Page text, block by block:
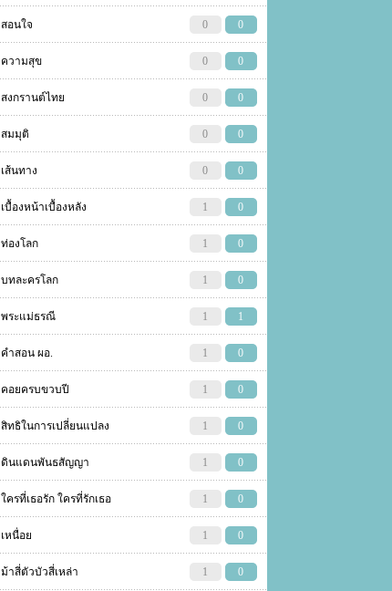
สอนใจ 0 0
ความสุข 0 0
สงกรานต์ไทย 0 0
สมมุติ 0 0
เส้นทาง 0 0
เบื้องหน้าเบื้องหลัง 1 0
ท่องโลก 1 0
บทละครโลก 1 0
พระแม่ธรณี 1 1
คำสอน ผอ. 1 0
คอยครบขวบปี 1 0
สิทธิในการเปลี่ยนแปลง 1 0
ดินแดนพันธสัญญา 1 0
ใครที่เธอรัก ใครที่รักเธอ 1 0
เหนื่อย 1 0
ม้าสี่ตัวบัวสี่เหล่า 1 0